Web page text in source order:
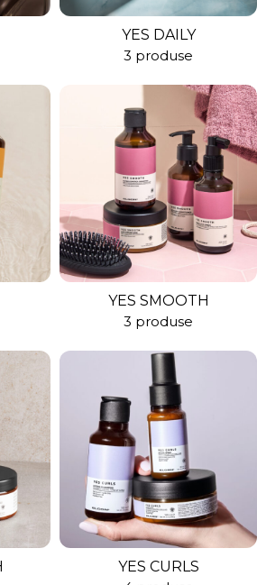
YES DAILY
3 produse
YES SMOOTH
3 produse
YES CURLS